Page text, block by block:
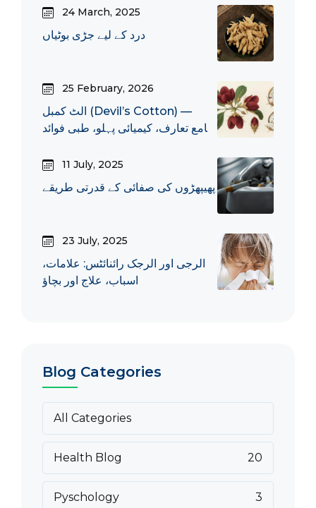
24 March, 2025
درد کے لیے جڑی بوٹیاں
25 February, 2026
الٹ کمبل (Devil’s Cotton) —
جامع تعارف، کیمیائی پہلو، طبی فوائد
11 July, 2025
پھیپھڑوں کی صفائی کے قدرتی طریقے
23 July, 2025
الرجی اور الرجک رائنائٹس: علامات،
اسباب، علاج اور بچاؤ
Blog Categories
All Categories
Health Blog 20
Pyschology 3